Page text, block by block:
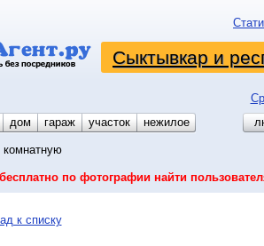
Сыктывкар и
койко-место
дом гараж участок
нежилое
комнатную
по фотографии найти
к списку